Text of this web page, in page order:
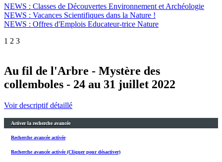
NEWS : Classes de Découvertes Environnement et Archéologie
NEWS : Vacances Scientifiques dans la Nature !
NEWS : Offres d'Emplois Educateur-trice Nature
1 2 3
Au fil de l'Arbre - Mystère des
collemboles - 24 au 31 juillet 2022
Voir descriptif détaillé
Activer la recherche avancée
Recherche avancée activée
Recherche avancée activée (Cliquer pour désactiver)